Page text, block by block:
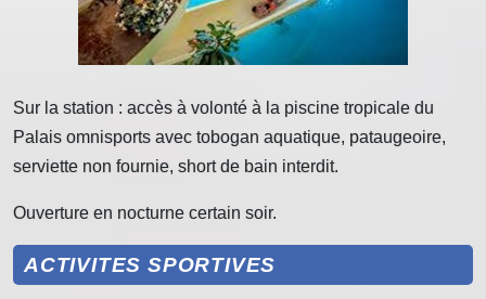
Sur la station : accès à volonté à la piscine tropicale du
Palais omnisports avec tobogan aquatique, pataugeoire,
serviette non fournie, short de bain interdit.
Ouverture en nocturne certain soir.
ACTIVITES SPORTIVES